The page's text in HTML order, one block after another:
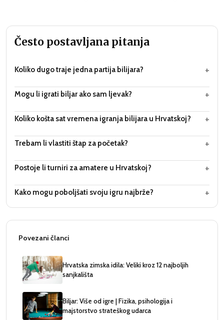
Često postavljana pitanja
Koliko dugo traje jedna partija bilijara? +
Mogu li igrati biljar ako sam ljevak? +
Koliko košta sat vremena igranja bilijara u Hrvatskoj? +
Trebam li vlastiti štap za početak? +
Postoje li turniri za amatere u Hrvatskoj? +
Kako mogu poboljšati svoju igru najbrže? +
Povezani članci
Hrvatska zimska idila: Veliki kroz 12 najboljih
sanjkališta
Biljar: Više od igre | Fizika, psihologija i
majstorstvo strateškog udarca